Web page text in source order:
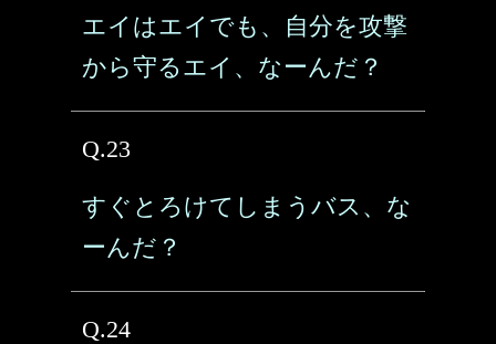
エイはエイでも、自分を攻撃
から守るエイ、なーんだ？
Q.23
すぐとろけてしまうバス、な
ーんだ？
Q.24